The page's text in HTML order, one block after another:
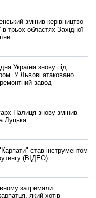
змінив керівництво
трьох областях Західної
Україна знову під
У Львові атаковано
завод
Палиця знову змінив
Луцька
став інструментом
(ВІДЕО)
затримали
який хотів